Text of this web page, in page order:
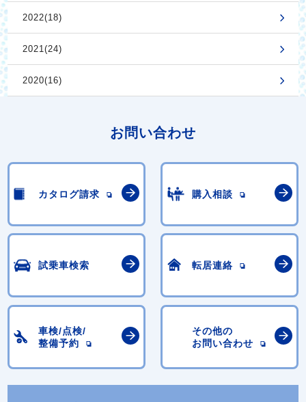
2022(18)
2021(24)
2020(16)
お問い合わせ
カタログ請求 購入相談
試乗車検索 転居連絡
車検/点検/
整備予約
その他の
お問い合わせ